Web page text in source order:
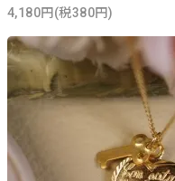
4,180円(税380円)